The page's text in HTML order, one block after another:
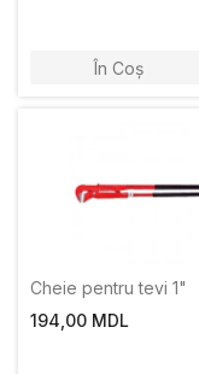
În Coș
Cheie pentru tevi 1"
194,00 MDL